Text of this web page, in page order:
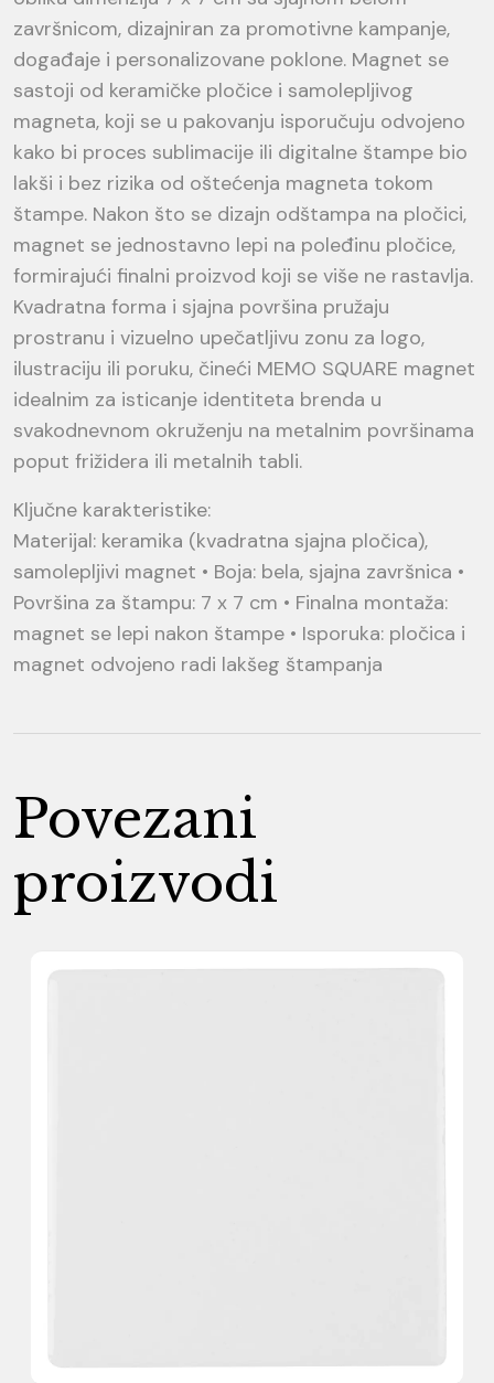
završnicom, dizajniran za promotivne kampanje,
događaje i personalizovane poklone. Magnet se
sastoji od keramičke pločice i samolepljivog
magneta, koji se u pakovanju isporučuju odvojeno
kako bi proces sublimacije ili digitalne štampe bio
lakši i bez rizika od oštećenja magneta tokom
štampe. Nakon što se dizajn odštampa na pločici,
magnet se jednostavno lepi na poleđinu pločice,
formirajući finalni proizvod koji se više ne rastavlja.
Kvadratna forma i sjajna površina pružaju
prostranu i vizuelno upečatljivu zonu za logo,
ilustraciju ili poruku, čineći MEMO SQUARE magnet
idealnim za isticanje identiteta brenda u
svakodnevnom okruženju na metalnim površinama
poput frižidera ili metalnih tabli.
Ključne karakteristike:
Materijal: keramika (kvadratna sjajna pločica),
samolepljivi magnet • Boja: bela, sjajna završnica •
Površina za štampu: 7 x 7 cm • Finalna montaža:
magnet se lepi nakon štampe • Isporuka: pločica i
magnet odvojeno radi lakšeg štampanja
Povezani
proizvodi